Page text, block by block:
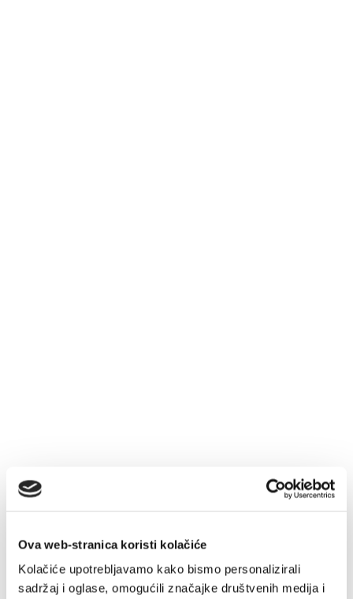
Ova web-stranica koristi kolačiće
Kolačiće upotrebljavamo kako bismo personalizirali
sadržaj i oglase, omogućili značajke društvenih medija i